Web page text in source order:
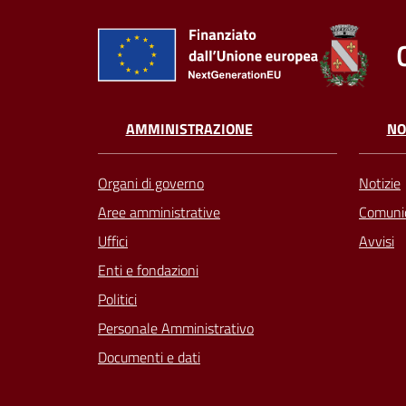
AMMINISTRAZIONE
Organi di governo
Aree amministrative
Uffici
Enti e fondazioni
Politici
Personale Amministrativo
Documenti e dati
Notizie
Avvisi